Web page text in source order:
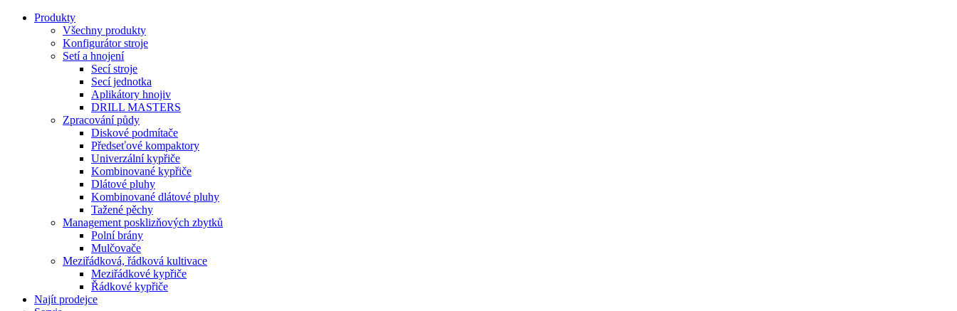
Produkty
Všechny produkty
Konfigurátor stroje
Setí a hnojení
Secí stroje
Secí jednotka
Aplikátory hnojiv
DRILL MASTERS
Zpracování půdy
Diskové podmítače
Předseťové kompaktory
Univerzální kypřiče
Kombinované kypřiče
Dlátové pluhy
Kombinované dlátové pluhy
Tažené pěchy
Management posklizňových zbytků
Polní brány
Mulčovače
Meziřádková, řádková kultivace
Meziřádkové kypřiče
Řádkové kypřiče
Najít prodejce